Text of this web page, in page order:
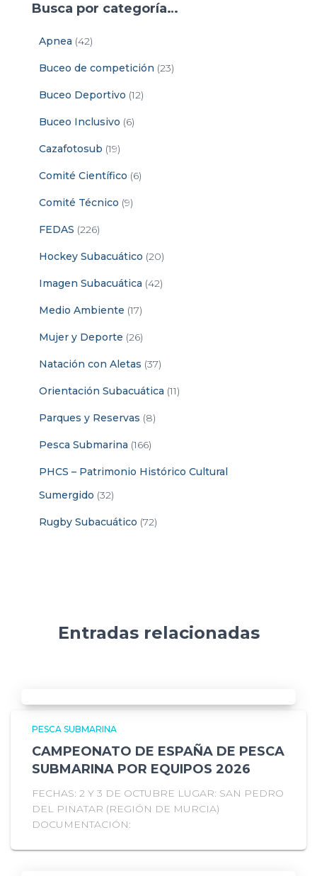
Busca por categoría…
Apnea (42)
Buceo de competición (23)
Buceo Deportivo (12)
Buceo Inclusivo (6)
Cazafotosub (19)
Comité Científico (6)
Comité Técnico (9)
FEDAS (226)
Hockey Subacuático (20)
Imagen Subacuática (42)
Medio Ambiente (17)
Mujer y Deporte (26)
Natación con Aletas (37)
Orientación Subacuática (11)
Parques y Reservas (8)
Pesca Submarina (166)
PHCS – Patrimonio Histórico Cultural
Sumergido (32)
Rugby Subacuático (72)
Entradas relacionadas
PESCA SUBMARINA
CAMPEONATO DE ESPAÑA DE PESCA
SUBMARINA POR EQUIPOS 2026
FECHAS: 2 Y 3 DE OCTUBRE LUGAR: SAN PEDRO
DEL PINATAR (REGIÓN DE MURCIA)
DOCUMENTACIÓN: